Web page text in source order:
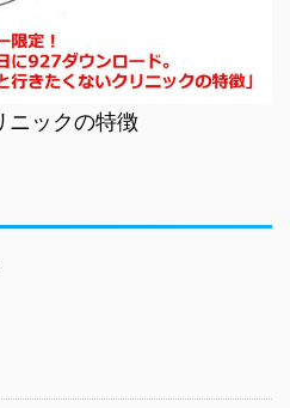
ニックの特徴